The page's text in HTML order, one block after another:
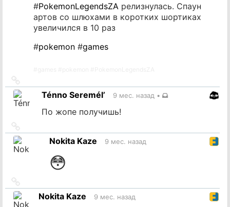
#PokemonLegendsZA релизнулась. Спаун
артов со шлюхами в коротких шортиках
увеличился в 10 раз
#pokemon #games
на
источникTénno Seremél’ 9 мес. назад •
По жопе получишь!
на
источникNokita Kaze 9 мес. назад
😳
на
источникNokita Kaze 9 мес. назад